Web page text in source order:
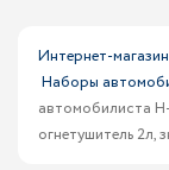
Интернет-
Наборы
автомобилиста
огнетушитель 2л,